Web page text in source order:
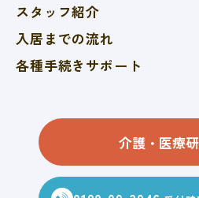
スタッフ紹介
入居までの流れ
各種手続きサポート
介護・医療